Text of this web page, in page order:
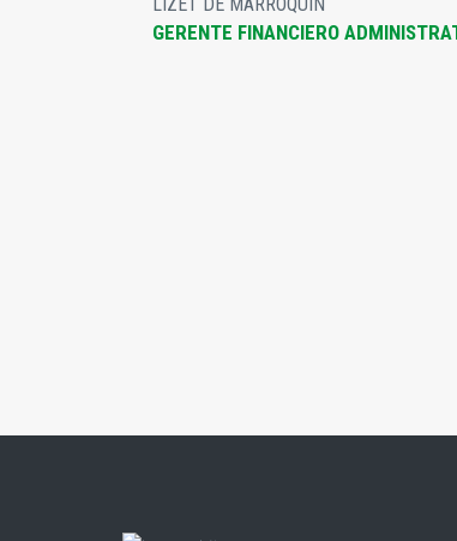
GERENTE FINANCIERO